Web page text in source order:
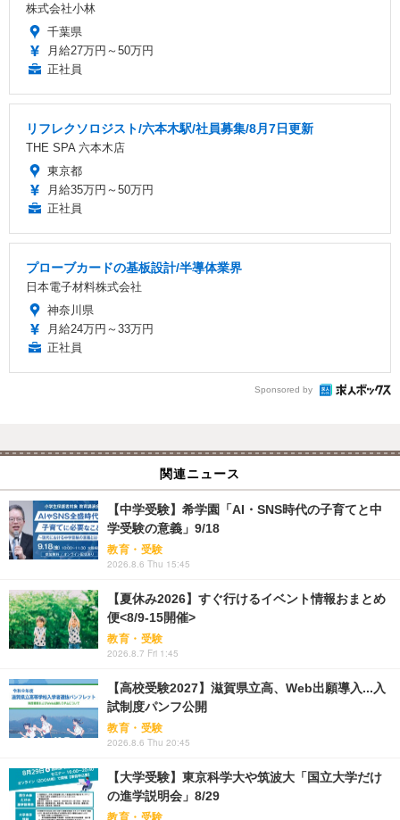
株式会社小林
千葉県
月給27万円～50万円
正社員
リフレクソロジスト/六本木駅/社員募集/8月7日更新
THE SPA 六本木店
東京都
月給35万円～50万円
正社員
プローブカードの基板設計/半導体業界
日本電子材料株式会社
神奈川県
月給24万円～33万円
正社員
Sponsored by
関連ニュース
【中学受験】希学園「AI・SNS時代の子育てと中
学受験の意義」9/18
教育・受験
2026.8.6 Thu 15:45
【夏休み2026】すぐ行けるイベント情報おまとめ
便<8/9-15開催>
教育・受験
2026.8.7 Fri 1:45
【高校受験2027】滋賀県立高、Web出願導入...入
試制度パンフ公開
教育・受験
2026.8.6 Thu 20:45
【大学受験】東京科学大や筑波大「国立大学だけ
の進学説明会」8/29
教育・受験